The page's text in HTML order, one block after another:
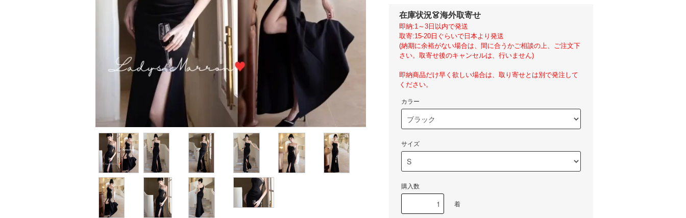
在庫状況👗海外取寄せ
即納:1～3日以内で発送
取寄:15-20日ぐらいで日本より発送
(納期に余裕がない場合は、間に合うかご相談の上、ご注文下
さい。取寄せ後のキャンセルは、行いません)
即納商品だけ早く欲しい場合は、取り寄せとは別で発注して
ください。
カラー
サイズ
購入数
着